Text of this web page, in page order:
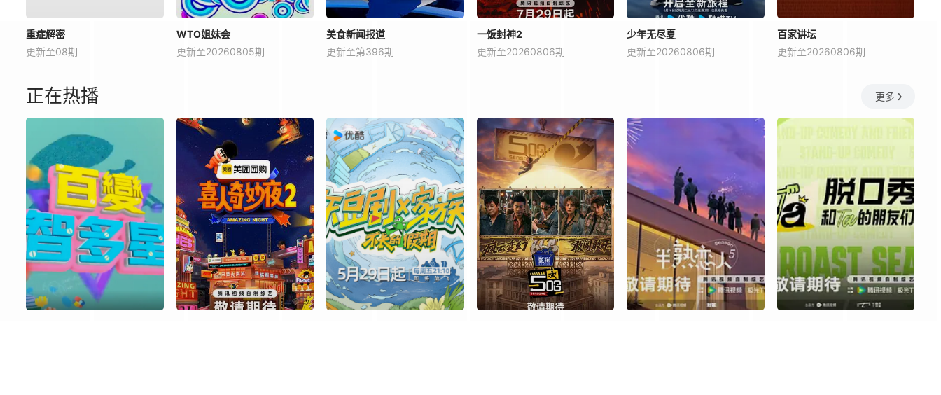
20250611 20250612 20250613 20250616 20250617 20250618 20250619 20250620
20250625 20250630 20250702 20250704 20250708 20250710
20250731 20250815
20250818 20250820 20250821 20250822 20250825 20250826 20250827 20250828 20250901 20250902
20250903 20250904 20250905 20250908 20250909 20250910 20250911 20250912 20250915 20250916
20250919 20250922 20250923 20250924 20250925 20250926 20250929 20250930 20251001 20251002 20251003 20251008
20251009 20251010 20251014 20251015 20251016 20251017 20251020 20251021 20251022 20251023
20251028 20251029 20251030 20251031 20251103 20251104 20251105 20251106 20251107 20251110 20251111 20251112
20251114 20251117 20251118 20251119 20251121 20251124 20251125 20251126 20251127 20251128 20251201 20251202
重症解密
更新至08期
WTO姐妹会
更新至20260805期
美食新闻报道
更新至第396期
一饭封神2
更新至20260806期
少年无尽夏
更新至20260806期
百家讲坛
更新至20260806期
正在热播 更多